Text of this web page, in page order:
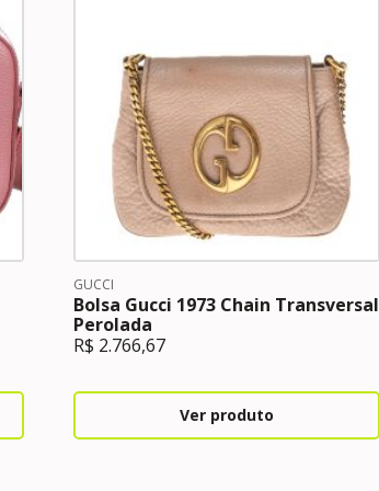
GUCCI
Bolsa Gucci 1973 Chain Transversal
Perolada
R$ 2.766,67
Ver produto